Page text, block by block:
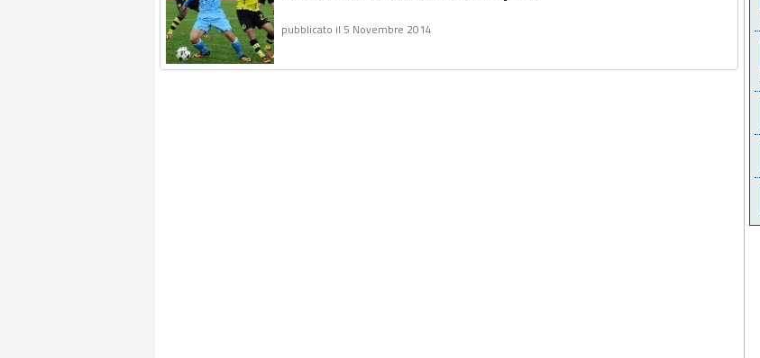
pubblicato il 5 Novembre 2014